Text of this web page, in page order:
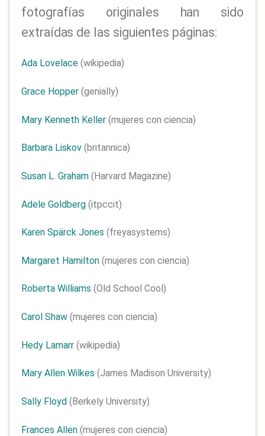
fotografías originales han sido
extraídas de las siguientes páginas:
Ada Lovelace (wikipedia)
Grace Hopper (genially)
Mary Kenneth Keller (mujeres con ciencia)
Barbara Liskov (britannica)
Susan L. Graham (Harvard Magazine)
Adele Goldberg (itpccit)
Karen Spärck Jones (freyasystems)
Margaret Hamilton (mujeres con ciencia)
Roberta Williams (Old School Cool)
Carol Shaw (mujeres con ciencia)
Hedy Lamarr (wikipedia)
Mary Allen Wilkes (James Madison University)
Sally Floyd (Berkely University)
Frances Allen (mujeres con ciencia)